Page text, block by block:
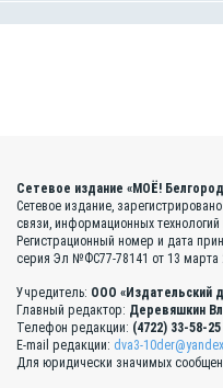
Сетевое издание «МОЁ!
Сетевое издание,
связи, информационных
Регистрационный номер и дата
серия Эл №ФС77-78141 от 13 марта
Учредитель: ООО «Издательский
Главный редактор: Деревяшкин
Телефон редакции: (4722) 33-58-25
E-mail редакции: dva3-
Для юридически значимых